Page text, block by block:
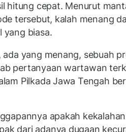
hitung cepat. Menurut
tersebut, kalah menang
yang biasa.
ada yang menang, sebuah
pertanyaan wartawan
Pilkada Jawa Tengah
apakah
dari adanya dugaan